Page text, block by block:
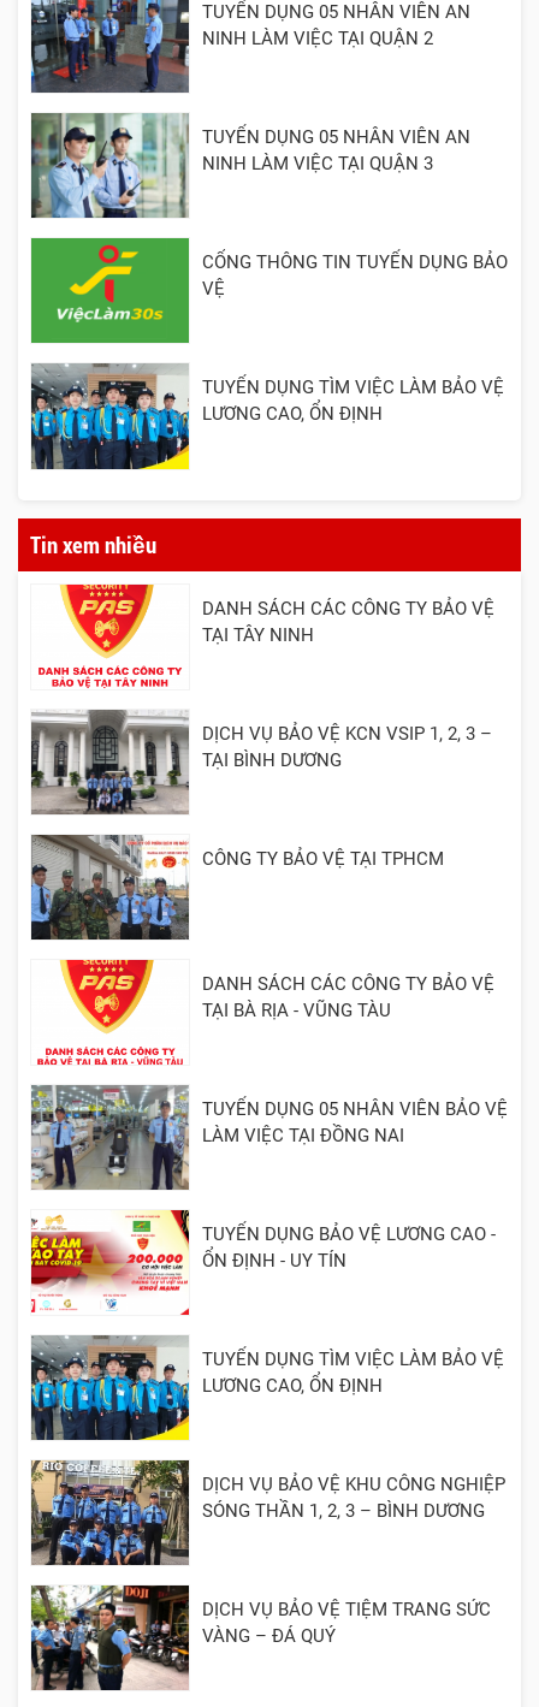
TUYỂN DỤNG 05 NHÂN VIÊN AN
NINH LÀM VIỆC TẠI QUẬN 2
TUYỂN DỤNG 05 NHÂN VIÊN AN
NINH LÀM VIỆC TẠI QUẬN 3
CỔNG THÔNG TIN TUYỂN DỤNG BẢO
VỆ
TUYỂN DỤNG TÌM VIỆC LÀM BẢO VỆ
LƯƠNG CAO, ỔN ĐỊNH
Tin xem nhiều
DANH SÁCH CÁC CÔNG TY BẢO VỆ
TẠI TÂY NINH
DỊCH VỤ BẢO VỆ KCN VSIP 1, 2, 3 –
TẠI BÌNH DƯƠNG
CÔNG TY BẢO VỆ TẠI TPHCM
DANH SÁCH CÁC CÔNG TY BẢO VỆ
TẠI BÀ RỊA - VŨNG TÀU
TUYỂN DỤNG 05 NHÂN VIÊN BẢO VỆ
LÀM VIỆC TẠI ĐỒNG NAI
TUYỂN DỤNG BẢO VỆ LƯƠNG CAO -
ỔN ĐỊNH - UY TÍN
TUYỂN DỤNG TÌM VIỆC LÀM BẢO VỆ
LƯƠNG CAO, ỔN ĐỊNH
DỊCH VỤ BẢO VỆ KHU CÔNG NGHIỆP
SÓNG THẦN 1, 2, 3 – BÌNH DƯƠNG
DỊCH VỤ BẢO VỆ TIỆM TRANG SỨC
VÀNG – ĐÁ QUÝ